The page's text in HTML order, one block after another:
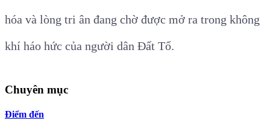
hóa và lòng tri ân đang chờ được mở ra trong không
khí háo hức của người dân Đất Tổ.
Chuyên mục
Điểm đến